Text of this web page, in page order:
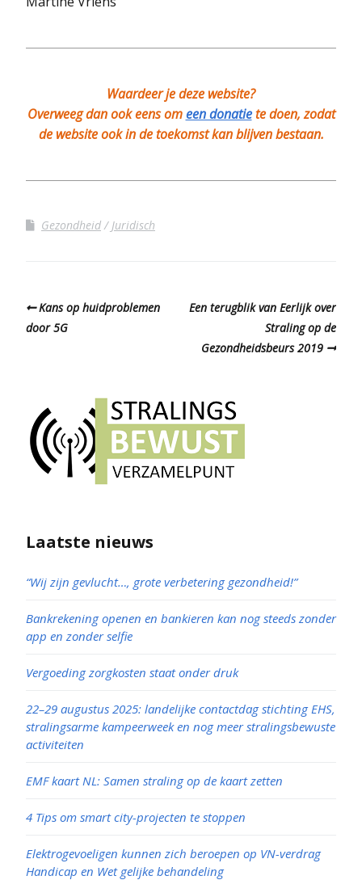
Waardeer je deze website?
Overweeg dan ook eens omeen donatiete doen, zodat
de website ook in de toekomst kan blijven bestaan.
Gezondheid Juridisch
Kans op huidproblemen
door 5G
Een terugblik van Eerlijk over
Straling op de
Gezondheidsbeurs 2019
Laatste nieuws
“Wij zijn gevlucht…, grote verbetering gezondheid!”
Bankrekening openen en bankieren kan nog steeds zonder
app en zonder selfie
Vergoeding zorgkosten staat onder druk
22–29 augustus 2025: landelijke contactdag stichting EHS,
stralingsarme kampeerweek en nog meer stralingsbewuste
activiteiten
EMF kaart NL: Samen straling op de kaart zetten
4 Tips om smart city-projecten te stoppen
Elektrogevoeligen kunnen zich beroepen op VN-verdrag
Handicap en Wet gelijke behandeling